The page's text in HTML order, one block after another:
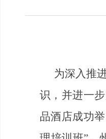
为深入推
识，并进一
品酒店成功